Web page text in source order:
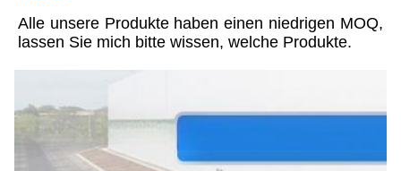
Alle unsere Produkte haben einen niedrigen MOQ,
lassen Sie mich bitte wissen, welche Produkte.